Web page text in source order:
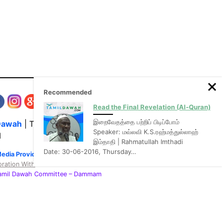
| The Media Hub for Islamic Lectures
Provider of video & audio mp3 tamil bayans
With
Dawah Committee – Dammam
Recommended
Read the Final Revelation (Al-Quran)
இறைவேதத்தை பற்றிப் பிடிப்போம்
Speaker: மவ்லவி K.S.ரஹ்மத்துல்லாஹ்
இம்தாதி | Rahmatullah Imthadi
Date: 30-06-2016, Thursday…